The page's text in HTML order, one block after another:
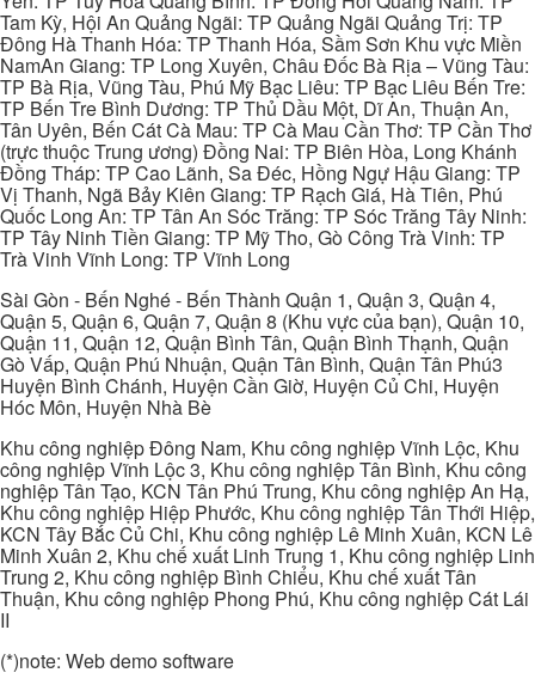
Tam Kỳ, Hội An Quảng Ngãi: TP Quảng Ngãi Quảng Trị: TP
Đông Hà Thanh Hóa: TP Thanh Hóa, Sầm Sơn Khu vực Miền
NamAn Giang: TP Long Xuyên, Châu Đốc Bà Rịa – Vũng Tàu:
TP Bà Rịa, Vũng Tàu, Phú Mỹ Bạc Liêu: TP Bạc Liêu Bến Tre:
TP Bến Tre Bình Dương: TP Thủ Dầu Một, Dĩ An, Thuận An,
Tân Uyên, Bến Cát Cà Mau: TP Cà Mau Cần Thơ: TP Cần Thơ
(trực thuộc Trung ương) Đồng Nai: TP Biên Hòa, Long Khánh
Đồng Tháp: TP Cao Lãnh, Sa Đéc, Hồng Ngự Hậu Giang: TP
Vị Thanh, Ngã Bảy Kiên Giang: TP Rạch Giá, Hà Tiên, Phú
Quốc Long An: TP Tân An Sóc Trăng: TP Sóc Trăng Tây Ninh:
TP Tây Ninh Tiền Giang: TP Mỹ Tho, Gò Công Trà Vinh: TP
Trà Vinh Vĩnh Long: TP Vĩnh Long
Sài Gòn - Bến Nghé - Bến Thành Quận 1, Quận 3, Quận 4,
Quận 5, Quận 6, Quận 7, Quận 8 (Khu vực của bạn), Quận 10,
Quận 11, Quận 12, Quận Bình Tân, Quận Bình Thạnh, Quận
Gò Vấp, Quận Phú Nhuận, Quận Tân Bình, Quận Tân Phú3
Huyện Bình Chánh, Huyện Cần Giờ, Huyện Củ Chi, Huyện
Hóc Môn, Huyện Nhà Bè
Khu công nghiệp Đông Nam, Khu công nghiệp Vĩnh Lộc, Khu
công nghiệp Vĩnh Lộc 3, Khu công nghiệp Tân Bình, Khu công
nghiệp Tân Tạo, KCN Tân Phú Trung, Khu công nghiệp An Hạ,
Khu công nghiệp Hiệp Phước, Khu công nghiệp Tân Thới Hiệp,
KCN Tây Bắc Củ Chi, Khu công nghiệp Lê Minh Xuân, KCN Lê
Minh Xuân 2, Khu chế xuất Linh Trung 1, Khu công nghiệp Linh
Trung 2, Khu công nghiệp Bình Chiểu, Khu chế xuất Tân
Thuận, Khu công nghiệp Phong Phú, Khu công nghiệp Cát Lái
II
(*)note: Web demo software